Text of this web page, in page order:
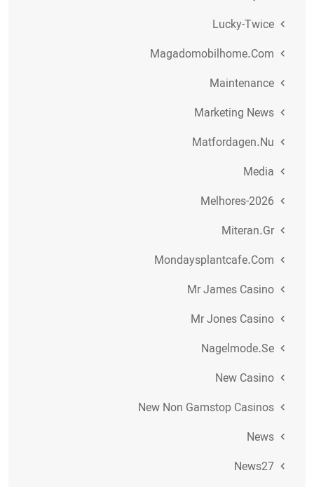
Lucky-Twice
Magadomobilhome.com
Maintenance
Marketing News
Matfordagen.nu
Media
Melhores-2026
Miteran.gr
Mondaysplantcafe.com
Mr James Casino
Mr Jones Casino
Nagelmode.se
New Casino
New Non Gamstop Casinos
News
News27